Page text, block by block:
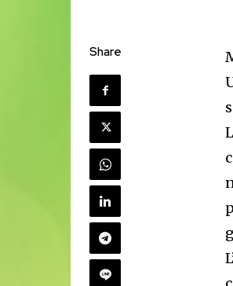
Share